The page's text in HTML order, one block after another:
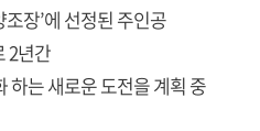
장’에 선정된 주인공
2년간
하는 새로운 도전을 계획 중